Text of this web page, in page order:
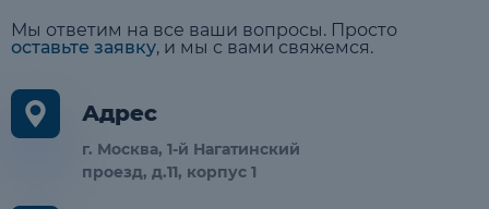
Мы ответим на все ваши вопросы. Просто
оставьте заявку, и мы с вами свяжемся.
Адрес
г. Москва, 1-й Нагатинский
проезд, д.11, корпус 1